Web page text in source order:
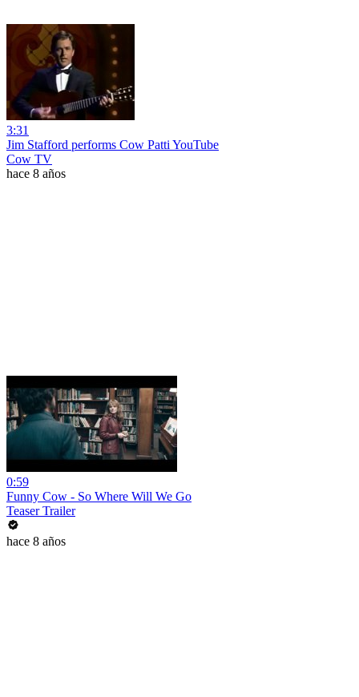
3:31
Jim Stafford performs Cow Patti YouTube
Cow TV
hace 8 años
0:59
Funny Cow - So Where Will We Go
Teaser Trailer
hace 8 años